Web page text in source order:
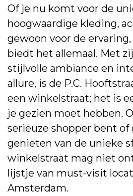
Of je nu komt voor de
hoogwaardige kleding,
gewoon voor de
biedt het allemaal. Met
stijlvolle ambiance en
allure, is de P.C.
een winkelstraat; het is
je gezien moet hebben.
serieuze shopper bent of
genieten van de unieke
winkelstraat mag niet
lijstje van must-visit
Amsterdam.